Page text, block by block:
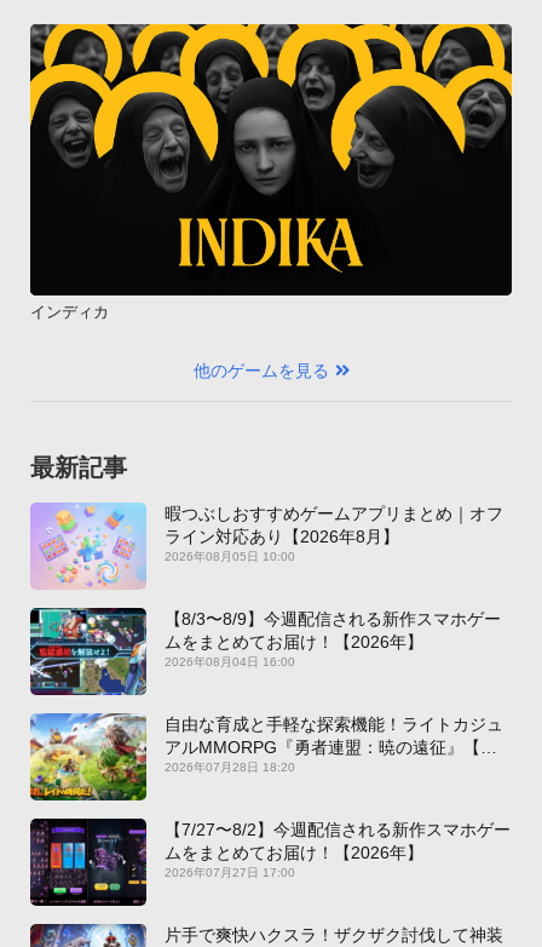
インディカ
他のゲームを見る
最新記事
暇つぶしおすすめゲームアプリまとめ｜オフ
ライン対応あり【2026年8月】
2026年08月05日 10:00
【8/3〜8/9】今週配信される新作スマホゲー
ムをまとめてお届け！【2026年】
2026年08月04日 16:00
自由な育成と手軽な探索機能！ライトカジュ
アルMMORPG『勇者連盟：暁の遠征』【最
新作PICKUP】
2026年07月28日 18:20
【7/27〜8/2】今週配信される新作スマホゲー
ムをまとめてお届け！【2026年】
2026年07月27日 17:00
片手で爽快ハクスラ！ザクザク討伐して神装